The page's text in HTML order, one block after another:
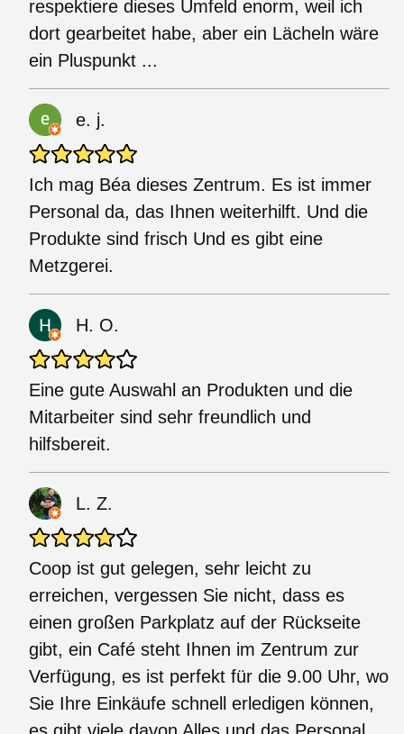
respektiere dieses Umfeld enorm, weil ich
dort gearbeitet habe, aber ein Lächeln wäre
ein Pluspunkt ...
e. j.
Ich mag Béa dieses Zentrum. Es ist immer
Personal da, das Ihnen weiterhilft. Und die
Produkte sind frisch Und es gibt eine
Metzgerei.
H. O.
Eine gute Auswahl an Produkten und die
Mitarbeiter sind sehr freundlich und
hilfsbereit.
L. Z.
Coop ist gut gelegen, sehr leicht zu
erreichen, vergessen Sie nicht, dass es
einen großen Parkplatz auf der Rückseite
gibt, ein Café steht Ihnen im Zentrum zur
Verfügung, es ist perfekt für die 9.00 Uhr, wo
Sie Ihre Einkäufe schnell erledigen können,